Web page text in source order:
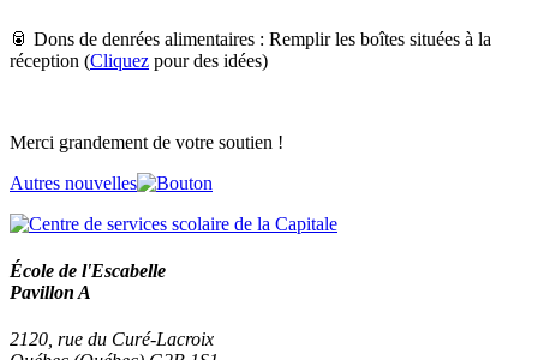
🥫 Dons de denrées alimentaires : Remplir les boîtes situées à la
réception (Cliquez pour des idées)
Merci grandement de votre soutien !
Autres nouvelles
École de l'Escabelle
Pavillon A
2120, rue du Curé-Lacroix